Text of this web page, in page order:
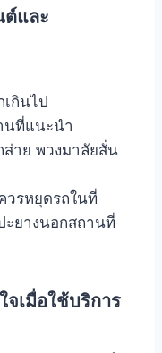
ต์และ
กินไป
นที่แนะนำ
ส่าย พวงมาลัยสั่น
วรหยุดรถในที่
ะยางนอกสถานที่
เมื่อใช้บริการ